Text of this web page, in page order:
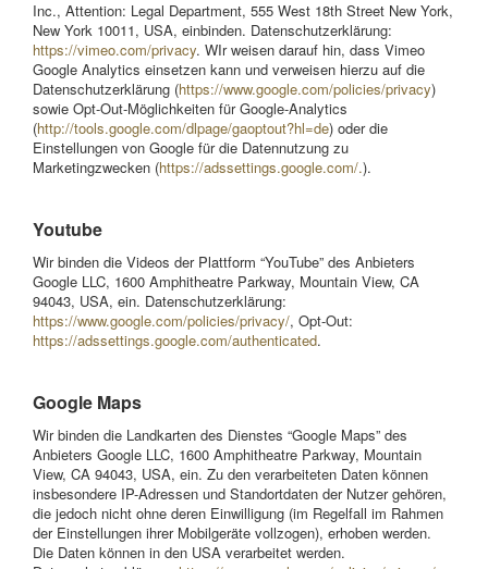
Inc., Attention: Legal Department, 555 West 18th Street New York,
New York 10011, USA, einbinden. Datenschutzerklärung:
https://vimeo.com/privacy. WIr weisen darauf hin, dass Vimeo
Google Analytics einsetzen kann und verweisen hierzu auf die
Datenschutzerklärung (https://www.google.com/policies/privacy)
sowie Opt-Out-Möglichkeiten für Google-Analytics
(http://tools.google.com/dlpage/gaoptout?hl=de) oder die
Einstellungen von Google für die Datennutzung zu
Marketingzwecken (https://adssettings.google.com/.).
Youtube
Wir binden die Videos der Plattform “YouTube” des Anbieters
Google LLC, 1600 Amphitheatre Parkway, Mountain View, CA
94043, USA, ein. Datenschutzerklärung:
https://www.google.com/policies/privacy/, Opt-Out:
https://adssettings.google.com/authenticated.
Google Maps
Wir binden die Landkarten des Dienstes “Google Maps” des
Anbieters Google LLC, 1600 Amphitheatre Parkway, Mountain
View, CA 94043, USA, ein. Zu den verarbeiteten Daten können
insbesondere IP-Adressen und Standortdaten der Nutzer gehören,
die jedoch nicht ohne deren Einwilligung (im Regelfall im Rahmen
der Einstellungen ihrer Mobilgeräte vollzogen), erhoben werden.
Die Daten können in den USA verarbeitet werden.